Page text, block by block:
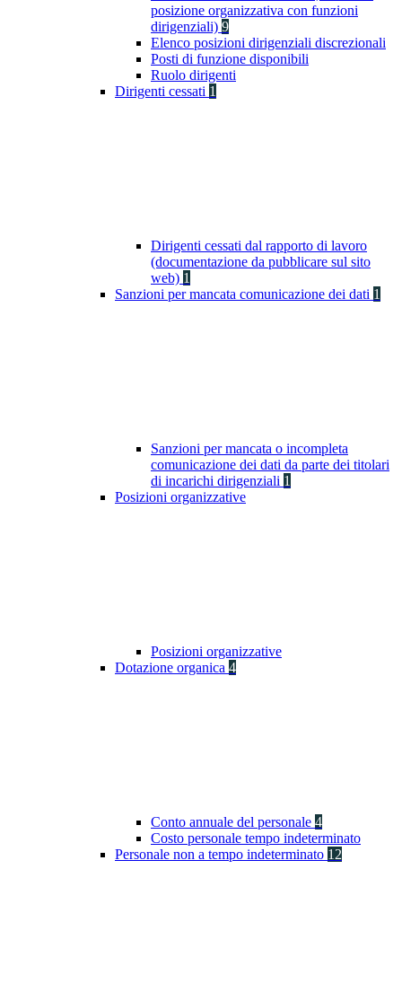
posizione organizzativa con funzioni
dirigenziali) 9
Elenco posizioni dirigenziali discrezionali
Posti di funzione disponibili
Ruolo dirigenti
Dirigenti cessati 1
Dirigenti cessati dal rapporto di lavoro
(documentazione da pubblicare sul sito
web) 1
Sanzioni per mancata comunicazione dei dati 1
Sanzioni per mancata o incompleta
comunicazione dei dati da parte dei titolari
di incarichi dirigenziali 1
Posizioni organizzative
Posizioni organizzative
Dotazione organica 4
Conto annuale del personale 4
Costo personale tempo indeterminato
Personale non a tempo indeterminato 12